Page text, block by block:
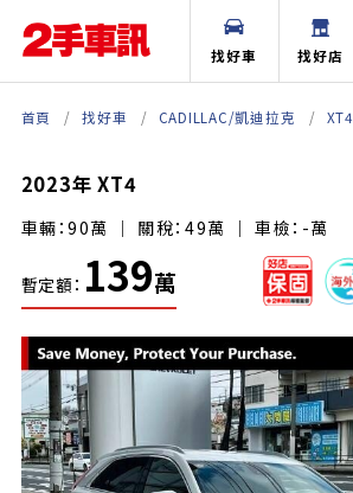
找好車 找好店
首頁 找好車 CADILLAC/凱迪拉克 XT4
2023年 XT4
車輛：90萬 ｜ 關稅：49萬 ｜ 車檢：-萬
暫定額： 139萬